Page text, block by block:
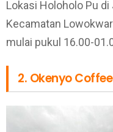
Lokasi Holoholo Pu
Kecamatan
mulai pukul 16.00-
2. Okenyo Coffee